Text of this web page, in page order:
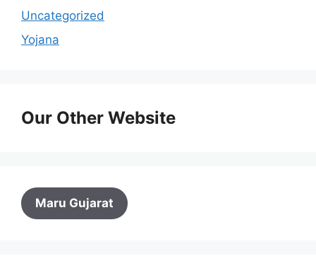
Uncategorized
Yojana
Our Other Website
Maru Gujarat